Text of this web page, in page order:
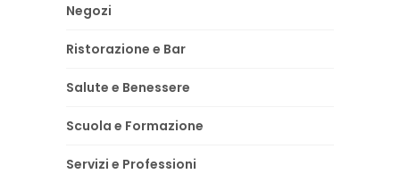
Negozi
Ristorazione e Bar
Salute e Benessere
Scuola e Formazione
Servizi e Professioni